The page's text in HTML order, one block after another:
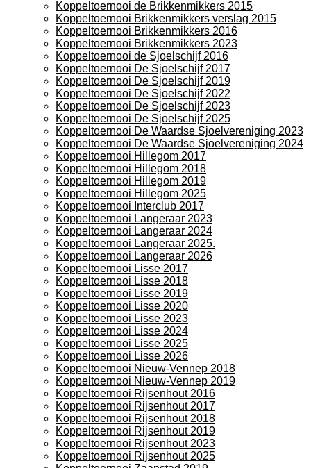
Koppeltoernooi de Brikkenmikkers 2015
Koppeltoernooi Brikkenmikkers verslag 2015
Koppeltoernooi Brikkenmikkers 2016
Koppeltoernooi Brikkenmikkers 2023
Koppeltoernooi de Sjoelschijf 2016
Koppeltoernooi De Sjoelschijf 2017
Koppeltoernooi De Sjoelschijf 2019
Koppeltoernooi De Sjoelschijf 2022
Koppeltoernooi De Sjoelschijf 2023
Koppeltoernooi De Sjoelschijf 2025
Koppeltoernooi De Waardse Sjoelvereniging 2023
Koppeltoernooi De Waardse Sjoelvereniging 2024
Koppeltoernooi Hillegom 2017
Koppeltoernooi Hillegom 2018
Koppeltoernooi Hillegom 2019
Koppeltoernooi Hillegom 2025
Koppeltoernooi Interclub 2017
Koppeltoernooi Langeraar 2023
Koppeltoernooi Langeraar 2024
Koppeltoernooi Langeraar 2025.
Koppeltoernooi Langeraar 2026
Koppeltoernooi Lisse 2017
Koppeltoernooi Lisse 2018
Koppeltoernooi Lisse 2019
Koppeltoernooi Lisse 2020
Koppeltoernooi Lisse 2023
Koppeltoernooi Lisse 2024
Koppeltoernooi Lisse 2025
Koppeltoernooi Lisse 2026
Koppeltoernooi Nieuw-Vennep 2018
Koppeltoernooi Nieuw-Vennep 2019
Koppeltoernooi Rijsenhout 2016
Koppeltoernooi Rijsenhout 2017
Koppeltoernooi Rijsenhout 2018
Koppeltoernooi Rijsenhout 2019
Koppeltoernooi Rijsenhout 2023
Koppeltoernooi Rijsenhout 2025